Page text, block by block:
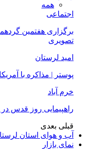
همه
اجتماعی
برگزاری هفتمین
تصویری
امید لرستان
پوستر | مذاکره با
خرم آباد
راهپیمایی روز قدس در
قبلی بعدی
آب و هوای استان
نمای بازار